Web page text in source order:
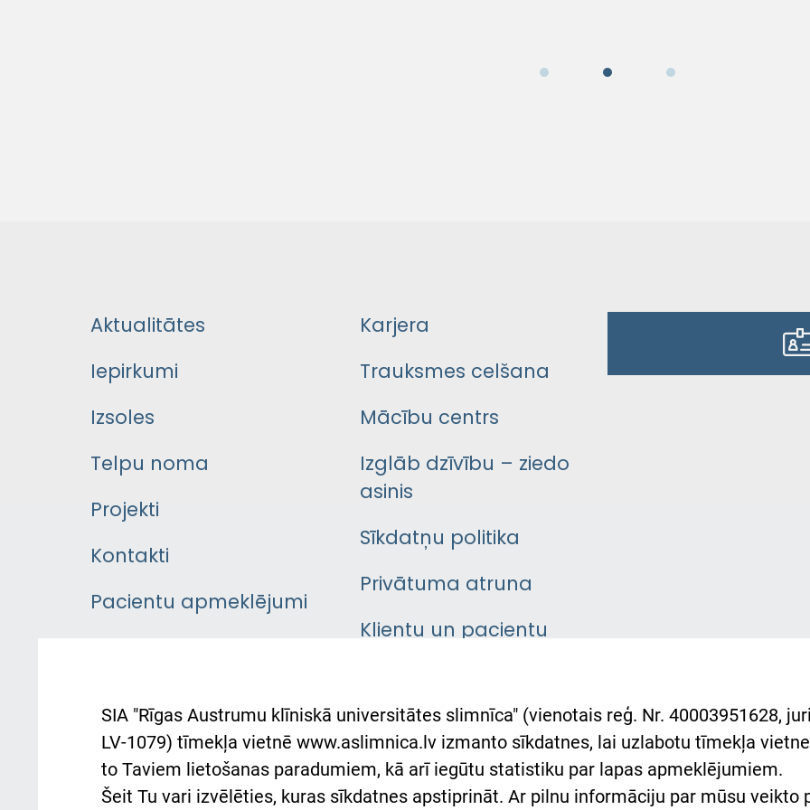
Aktualitātes
Iepirkumi
Izsoles
Telpu noma
Projekti
Kontakti
Pacientu apmeklējumi
Pacienta
atsauksmju/sūdzību
iesniegšanas kārtība
Karjera
Trauksmes celšana
Mācību centrs
Izglāb dzīvību – ziedo
asinis
Sīkdatņu politika
Privātuma atruna
Klientu un pacientu
Austrumu slimnīcas
atbalsts Ukrainai
Підтримка Східної лікарні
SIA "Rīgas Austrumu klīniskā universitātes slimnīca" (vienotais reģ. Nr. 40003951628,
LV-1079) tīmekļa vietnē www.aslimnica.lv izmanto sīkdatnes, lai uzlabotu tīmekļa
to Taviem lietošanas paradumiem, kā arī iegūtu statistiku par lapas apmeklējumiem.
Šeit Tu vari izvēlēties, kuras sīkdatnes apstiprināt. Ar pilnu informāciju par mūsu veikto